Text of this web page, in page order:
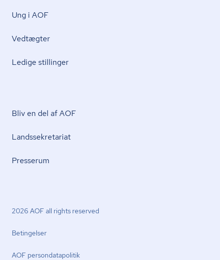
Ung i AOF
Vedtægter
Ledige stillinger
Bliv en del af AOF
Lands­se­kre­ta­ri­at
Presserum
2026 AOF all rights reserved
Betingelser
AOF per­son­da­ta­po­li­tik